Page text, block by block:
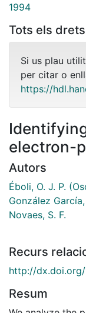
1994
Tots els
Si us plau
per citar o
https://
electron-
Autors
Éboli, O. J. P.
González
Novaes, S. F.
Recurs
http://dx.doi.org/
Resum